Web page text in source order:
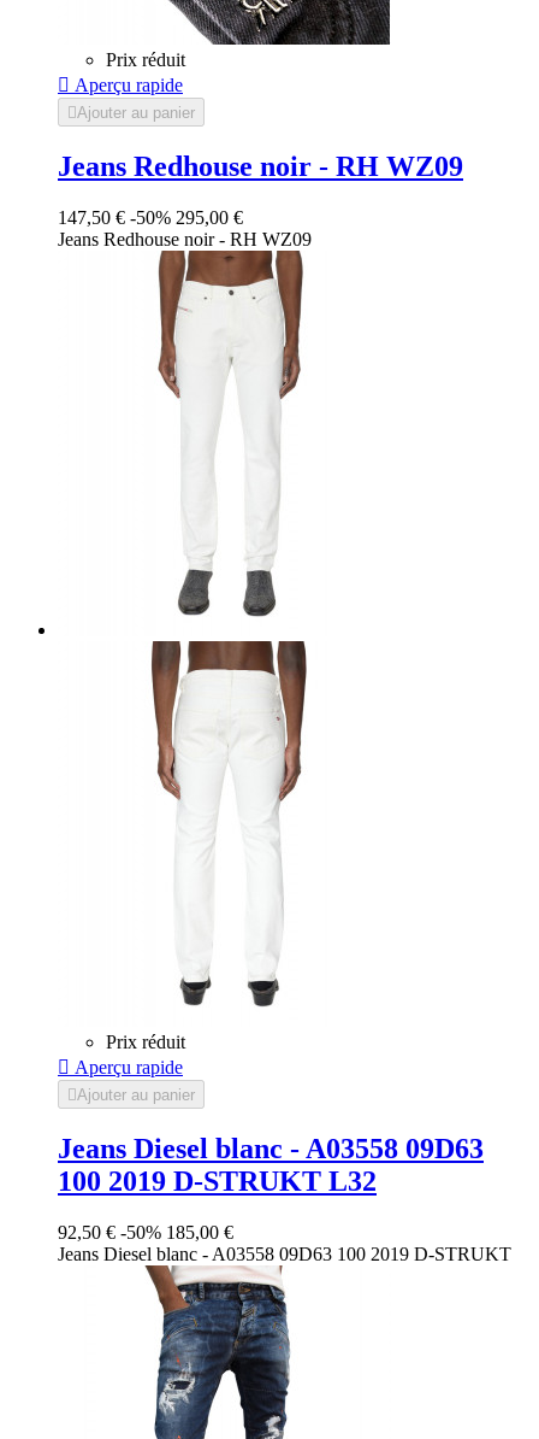
Prix réduit
 Aperçu rapide
Ajouter au panier
Jeans Redhouse noir - RH WZ09
147,50 € -50% 295,00 €
Jeans Redhouse noir - RH WZ09
Prix réduit
 Aperçu rapide
Ajouter au panier
Jeans Diesel blanc - A03558 09D63
100 2019 D-STRUKT L32
92,50 € -50% 185,00 €
Jeans Diesel blanc - A03558 09D63 100 2019 D-STRUKT